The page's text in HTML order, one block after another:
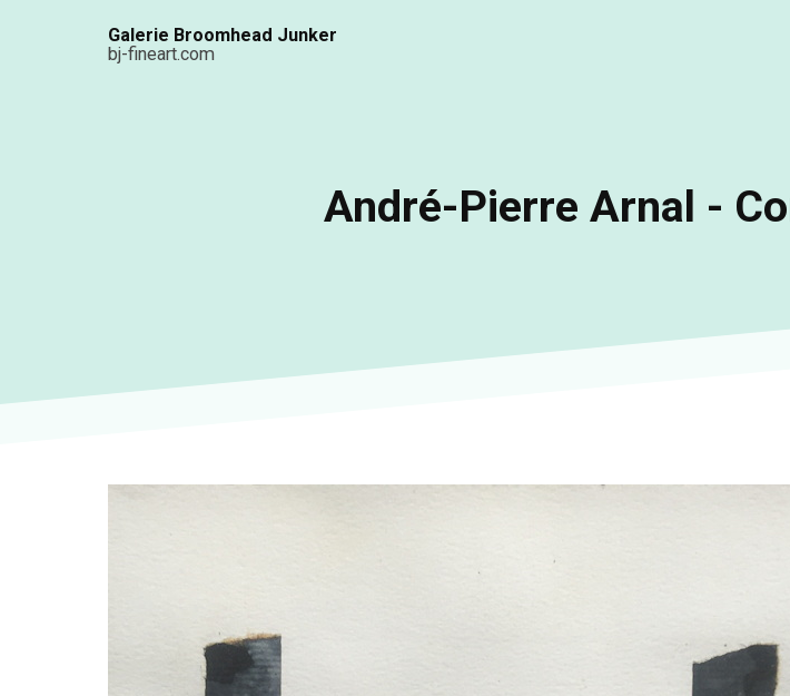
Galerie Broomhead Junker
bj-fineart.com
André-Pierre Arnal -